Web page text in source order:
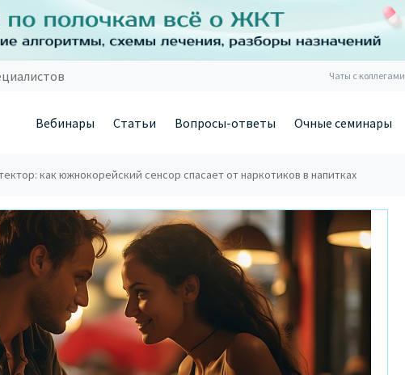
Чаты с коллегами
Вебинары Статьи Вопросы-ответы Очные семинары
как южнокорейский сенсор спасает от наркотиков в напитках